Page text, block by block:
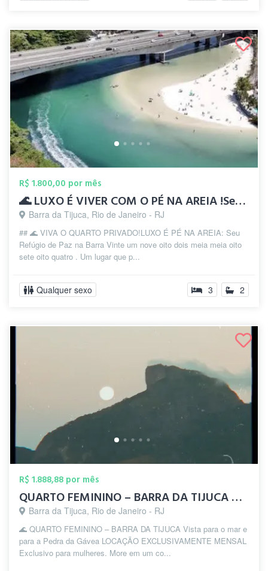
R$ 1.800,00 por mês
🌊 LUXO É VIVER COM O PÉ NA AREIA !Seu R...
Barra da Tijuca, Rio de Janeiro - RJ
## 🌊 VIVA O QUARTO PRIVADO!LUXO É PÉ NA AREIA: Seu
Refúgio de Paz na Barra Vinte um nove oito dois meia meia oito
sete oito quatro . Um lugar que p...
Qualquer sexo 3 2
R$ 1.888,88 por mês
QUARTO FEMININO – BARRA DA TIJUCA Vista...
Barra da Tijuca, Rio de Janeiro - RJ
🌊 QUARTO FEMININO – BARRA DA TIJUCA Vista para o mar e
para a Pedra da Gávea LOCAÇÃO EXCLUSIVAMENTE MENSAL
Exclusivo para mulheres. More em um co...